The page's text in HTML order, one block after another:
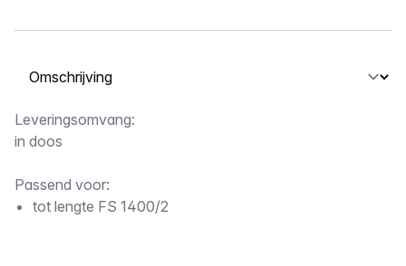
Selecteer een tabblad
Omschrijving
Leveringsomvang:
in doos
Passend voor:
tot lengte FS 1400/2